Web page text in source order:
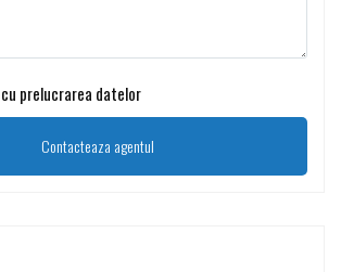
prelucrarea datelor